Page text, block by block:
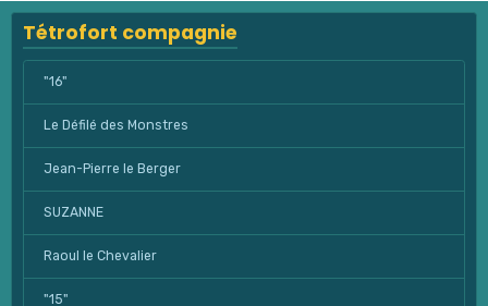
Tétrofort compagnie
"16"
Le Défilé des Monstres
Jean-Pierre le Berger
SUZANNE
Raoul le Chevalier
"15"